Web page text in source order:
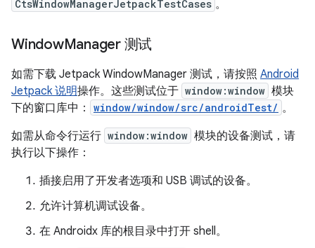
CtsWindowManagerJetpackTestCases 。
WindowManager 测试
如需下载 Jetpack WindowManager 测试，请按照 Android
Jetpack 说明操作。这些测试位于 window:window 模块
下的窗口库中：
window/window/src/androidTest/ 。
如需从命令行运行 window:window 模块的设备测试，请
执行以下操作：
插接启用了开发者选项和 USB 调试的设备。
允许计算机调试设备。
在 Androidx 库的根目录中打开 shell。